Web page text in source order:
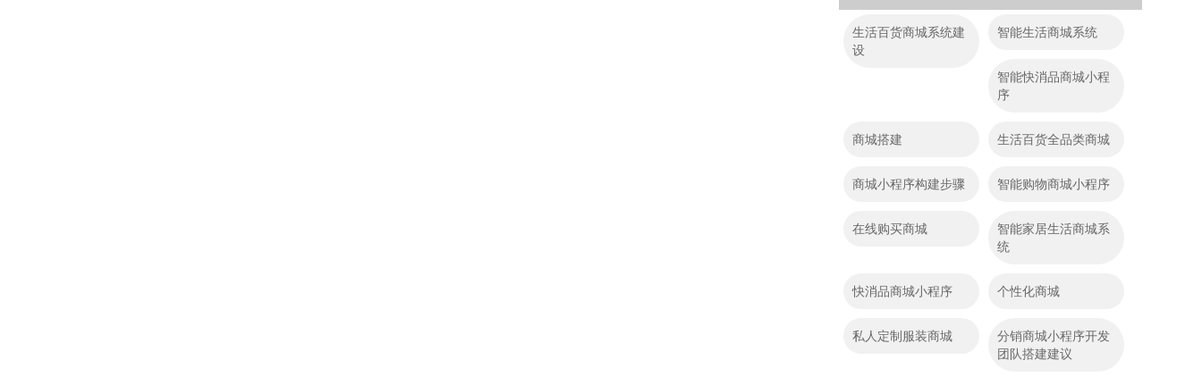
生活百货商城系统建
设
智能生活商城系统
智能快消品商城小程
序
商城搭建 生活百货全品类商城
商城小程序构建步骤 智能购物商城小程序
在线购买商城
智能家居生活商城系
统
快消品商城小程序 个性化商城
私人定制服装商城
分销商城小程序开发
团队搭建建议